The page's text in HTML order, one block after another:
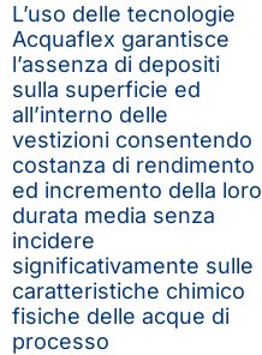
L’uso delle tecnologie
Acquaflex garantisce
l’assenza di depositi
sulla superficie ed
all’interno delle
vestizioni consentendo
costanza di rendimento
ed incremento della loro
durata media senza
incidere
significativamente sulle
caratteristiche chimico
fisiche delle acque di
processo